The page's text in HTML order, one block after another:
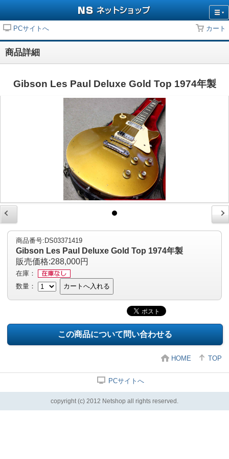
PCサイトへ カート
商品詳細
Gibson Les Paul Deluxe Gold Top 1974年製
商品番号:DS03371419
Gibson Les Paul Deluxe Gold Top 1974年製
販売価格:288,000円
在庫：
数量：
カートへ入れる
この商品について問い合わせる
HOME TOP
PCサイトへ
copyright (c) 2012 Netshop all rights reserved.